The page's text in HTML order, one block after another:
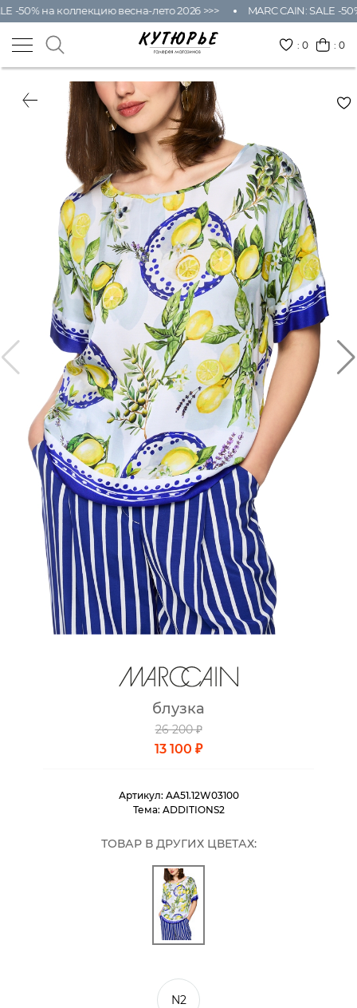
-50% на коллекцию весна-лето 2026 >>> MARC CAIN: SALE -
:0 : 0
блузка
26 200 ₽
13 100 ₽
Артикул: AA51.12W03100
Тема: ADDITIONS2
ТОВАР В ДРУГИХ ЦВЕТАХ:
N2